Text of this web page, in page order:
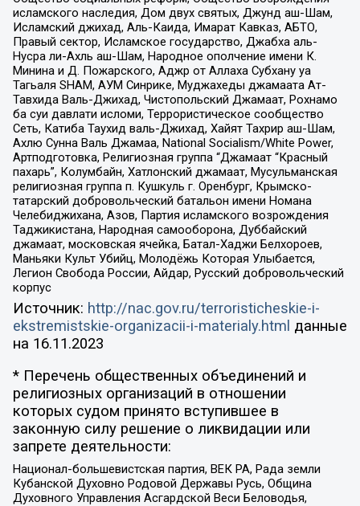
исламского наследия, Дом двух святых, Джунд аш-Шам,
Исламский джихад, Аль-Каида, Имарат Кавказ, АБТО,
Правый сектор, Исламское государство, Джабха аль-
Нусра ли-Ахль аш-Шам, Народное ополчение имени К.
Минина и Д. Пожарского, Аджр от Аллаха Субхану уа
Тагьаля SHAM, АУМ Синрике, Муджахеды джамаата Ат-
Тавхида Валь-Джихад, Чистопольский Джамаат, Рохнамо
ба суи давлати исломи, Террористическое сообщество
Сеть, Катиба Таухид валь-Джихад, Хайят Тахрир аш-Шам,
Ахлю Сунна Валь Джамаа, National Socialism/White Power,
Артподготовка, Религиозная группа “Джамаат “Красный
пахарь”, Колумбайн, Хатлонский джамаат, Мусульманская
религиозная группа п. Кушкуль г. Оренбург, Крымско-
татарский добровольческий батальон имени Номана
Челебиджихана, Азов, Партия исламского возрождения
Таджикистана, Народная самооборона, Дуббайский
джамаат, московская ячейка, Батал-Хаджи Белхороев,
Маньяки Культ Убийц, Молодёжь Которая Улыбается,
Легион Свобода России, Айдар, Русский добровольческий
корпус
Источник: http://nac.gov.ru/terroristicheskie-i-
ekstremistskie-organizacii-i-materialy.html данные
на 16.11.2023
* Перечень общественных объединений и
религиозных организаций в отношении
которых судом принято вступившее в
законную силу решение о ликвидации или
запрете деятельности:
Национал-большевистская партия, ВЕК РА, Рада земли
Кубанской Духовно Родовой Державы Русь, Община
Духовного Управления Асгардской Веси Беловодья,